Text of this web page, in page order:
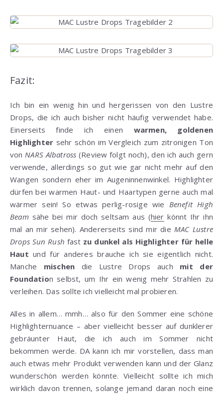
Fazit:
Ich bin ein wenig hin und hergerissen von den Lustre
Drops, die ich auch bisher nicht häufig verwendet habe.
Einerseits finde ich einen warmen, goldenen
Highlighter sehr schön im Vergleich zum zitronigen Ton
vonNARS Albatross (Review folgt noch), den ich auch gern
verwende, allerdings so gut wie gar nicht mehr auf den
Wangen sondern eher im Augeninnenwinkel. Highlighter
dürfen bei warmen Haut- und Haartypen gerne auch mal
wärmer sein! So etwas perlig-rosige wie Benefit High
Beamsähe bei mir doch seltsam aus (hier könnt Ihr ihn
mal an mir sehen). Andererseits sind mir die MAC Lustre
Drops Sun Rush fast zu dunkel als Highlighter für helle
Haut und für anderes brauche ich sie eigentlich nicht.
Manche mischen die Lustre Drops auch mit der
Foundation selbst, um Ihr ein wenig mehr Strahlen zu
verleihen. Das sollte ich vielleicht mal probieren.
Alles in allem… mmh… also für den Sommer eine schöne
Highlighternuance – aber vielleicht besser auf dunklerer
gebräunter Haut, die ich auch im Sommer nicht
bekommen werde. DA kann ich mir vorstellen, dass man
auch etwas mehr Produkt verwenden kann und der Glanz
wunderschön werden könnte. Vielleicht sollte ich mich
wirklich davon trennen, solange jemand daran noch eine